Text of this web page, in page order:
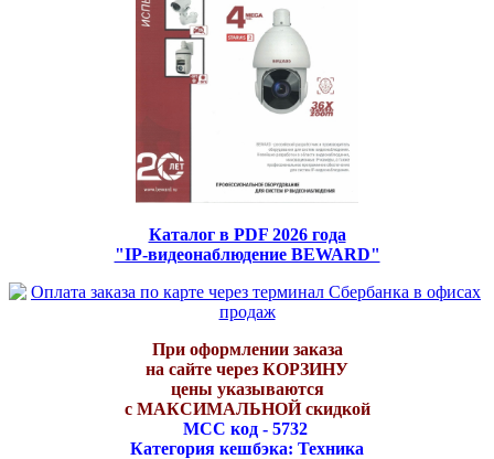
Каталог в PDF 2026 года
"IP-видеонаблюдение BEWARD"
При оформлении заказа
на сайте через КОРЗИНУ
цены указываются
с МАКСИМАЛЬНОЙ скидкой
МСС код - 5732
Категория кешбэка: Техника